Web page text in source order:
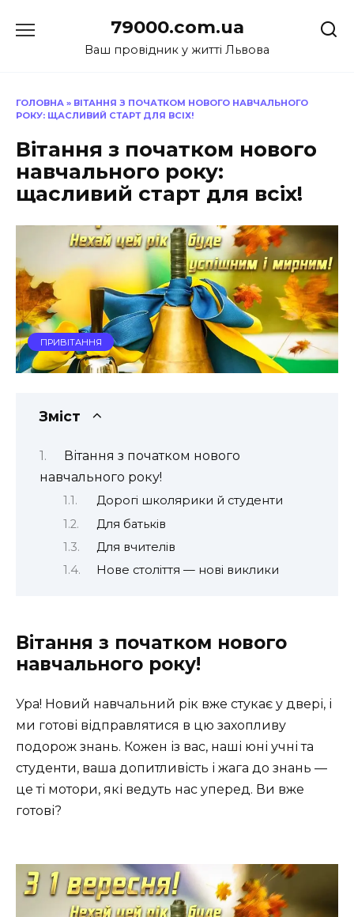
до
79000.com.ua
Ваш провідник у житті Львова
ГОЛОВНА » ВІТАННЯ З ПОЧАТКОМ НОВОГО НАВЧАЛЬНОГО
РОКУ: ЩАСЛИВИЙ СТАРТ ДЛЯ ВСІХ!
Вітання з початком нового
навчального року:
щасливий старт для всіх!
ПРИВІТАННЯ
Зміст
Вітання з початком нового
навчального року!
Дорогі школярики й студенти
Для батьків
Для вчителів
Нове століття — нові виклики
Вітання з початком нового
навчального року!
Ура! Новий навчальний рік вже стукає у двері, і
ми готові відправлятися в цю захопливу
подорож знань. Кожен із вас, наші юні учні та
студенти, ваша допитливість і жага до знань —
це ті мотори, які ведуть нас уперед. Ви вже
готові?